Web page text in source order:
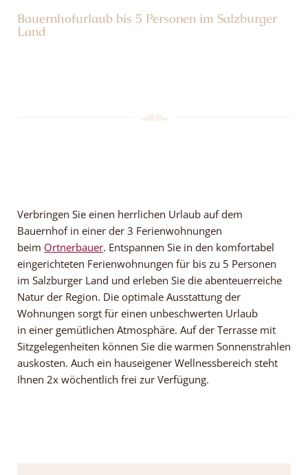
Bauernhofurlaub bis 5 Personen im Salzburger
Land
Verbringen Sie einen herrlichen Urlaub auf dem
Bauernhof in einer der 3 Ferienwohnungen
beim Ortnerbauer. Entspannen Sie in den komfortabel
eingerichteten Ferienwohnungen für bis zu 5 Personen
im Salzburger Land und erleben Sie die abenteuerreiche
Natur der Region. Die optimale Ausstattung der
Wohnungen sorgt für einen unbeschwerten Urlaub
in einer gemütlichen Atmosphäre. Auf der Terrasse mit
Sitzgelegenheiten können Sie die warmen Sonnenstrahlen
auskosten. Auch ein hauseigener Wellnessbereich steht
Ihnen 2x wöchentlich frei zur Verfügung.